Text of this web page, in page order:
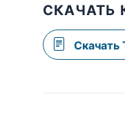
СКАЧАТЬ
Скачать